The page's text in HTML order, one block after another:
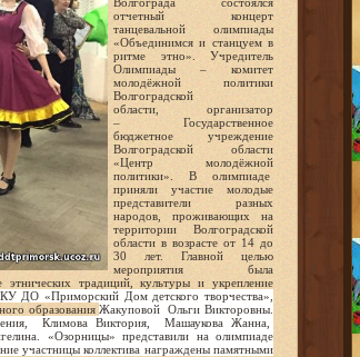
отчетный концерт
танцевальной олимпиады
«Объединимся и станцуем в
ритме этно». Учредитель
Олимпиады – комитет
молодёжной политики
Волгоградской
области, организатор
– Государственное
бюджетное учреждение
Волгоградской области
«Центр молодёжной
политики». В олимпиаде
приняли участие молодые
представители разных
народов, проживающих на
территории Волгоградской
области в возрасте от 14 до
30 лет. Главной целью
мероприятия была
этнических традиций, культуры и укрепление
ДО «Приморский Дом детского творчества»,
образованияЖакуповой Ольги Викторовны.
Климова Виктория, Машаукова Жанна,
«Озорницы» представили на олимпиаде
участницы коллектива награждены памятными